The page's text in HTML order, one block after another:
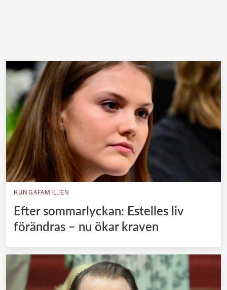
KUNGAFAMILJEN
Efter sommarlyckan: Estelles liv
förändras – nu ökar kraven